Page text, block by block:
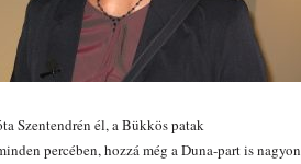
Szentendrén él, a Bükkös patak
percében, hozzá még a Duna-part is nagyon